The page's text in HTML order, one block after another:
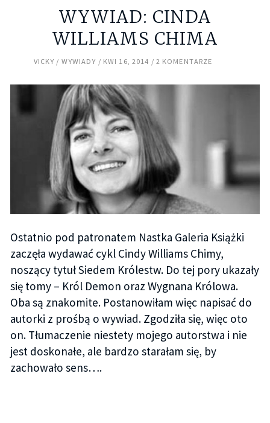
WYWIAD: CINDA
WILLIAMS CHIMA
VICKY WYWIADY KWI 16, 2014 2 KOMENTARZE
Ostatnio pod patronatem Nastka Galeria Książki
zaczęła wydawać cykl Cindy Williams Chimy,
noszący tytuł Siedem Królestw. Do tej pory ukazały
się tomy – Król Demon oraz Wygnana Królowa.
Oba są znakomite. Postanowiłam więc napisać do
autorki z prośbą o wywiad. Zgodziła się, więc oto
on. Tłumaczenie niestety mojego autorstwa i nie
jest doskonałe, ale bardzo starałam się, by
zachowało sens….